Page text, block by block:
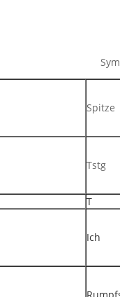
Spitze
Tstg
T
Ich